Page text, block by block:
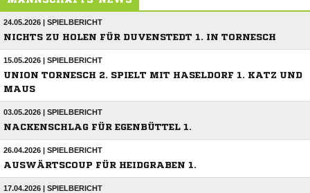
24.05.2026 | SPIELBERICHT
NICHTS ZU HOLEN FÜR DUVENSTEDT 1. IN TORNESCH
15.05.2026 | SPIELBERICHT
UNION TORNESCH 2. SPIELT MIT HASELDORF 1. KATZ UND
MAUS
03.05.2026 | SPIELBERICHT
NACKENSCHLAG FÜR EGENBÜTTEL 1.
26.04.2026 | SPIELBERICHT
AUSWÄRTSCOUP FÜR HEIDGRABEN 1.
17.04.2026 | SPIELBERICHT